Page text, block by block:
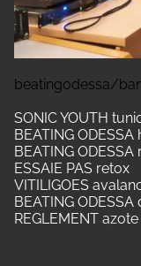
beatingodessa/
SONIC YOUTH
BEATING
BEATING
ESSAIE PAS retox
VITILIGOES
BEATING
REGLEMENT azote